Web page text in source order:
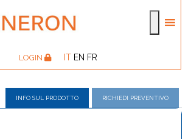
LOGIN IT EN FR
INFO SUL PRODOTTO RICHIEDI PREVENTIVO